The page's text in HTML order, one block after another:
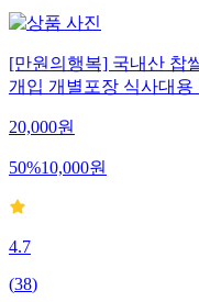
[만원의행복] 국내산 찹
개입 개별포장 식사대
20,000원
50%10,000원
4.7
(38)